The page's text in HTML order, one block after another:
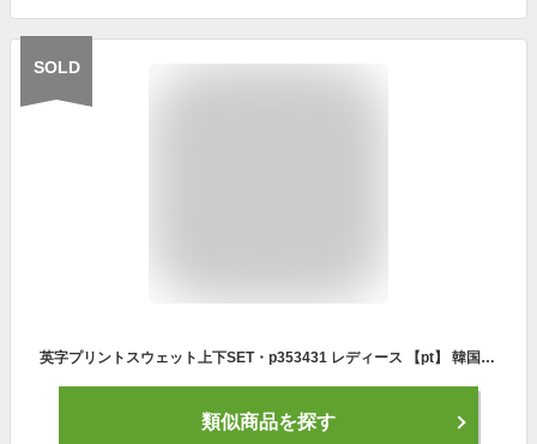
SOLD
英字プリントスウェット上下SET・p353431 レディース 【pt】 韓国ファッション セット 上下セット スウェット トレーナー Tシャツ ロングパンツ ジョガーパンツ イージーパンツ スウェットパンツ ロング丈 長袖 ワンマイルウェア 春 秋 カジュアル STYLE
類似商品を探す